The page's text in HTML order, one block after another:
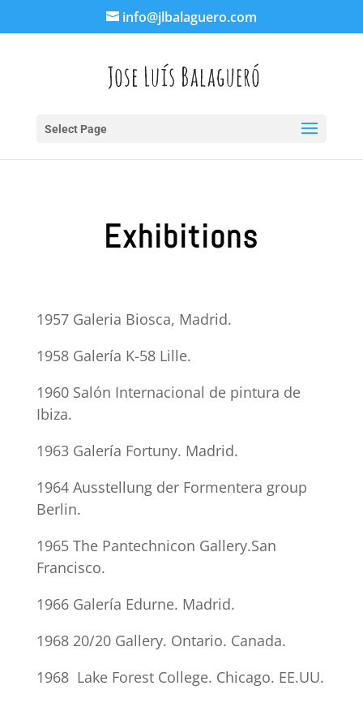
info@jlbalaguero.com
Select Page
Exhibitions
1957 Galeria Biosca, Madrid.
1958 Galería K-58 Lille.
1960 Salón Internacional de pintura de
Ibiza.
1963 Galería Fortuny. Madrid.
1964 Ausstellung der Formentera group
Berlin.
1965 The Pantechnicon Gallery.San
Francisco.
1966 Galería Edurne. Madrid.
1968 20/20 Gallery. Ontario. Canada.
1968 Lake Forest College. Chicago. EE.UU.